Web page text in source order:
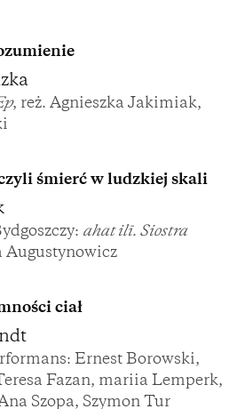
, reż. Agnieszka Jakimiak,
śmierć w ludzkiej skali
ahat ilī. Siostra
Augustynowicz
ciał
Ernest Borowski,
Fazan, mariia Lemperk,
Szopa, Szymon Tur